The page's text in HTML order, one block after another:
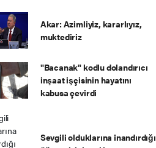
Akar: Azimliyiz, kararlıyız,
muktediriz
"Bacanak" kodlu dolandırıcı
inşaat işçisinin hayatını
kabusa çevirdi
Sevgili olduklarına inandırdığı